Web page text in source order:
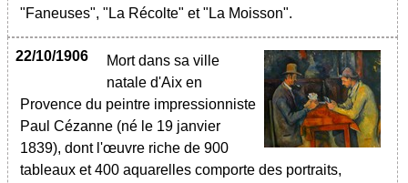
"Faneuses", "La Récolte" et "La Moisson".
22/10/1906
Mort dans sa ville
natale d'Aix en
Provence du peintre impressionniste
Paul Cézanne (né le 19 janvier
1839), dont l'œuvre riche de 900
tableaux et 400 aquarelles comporte des portraits,